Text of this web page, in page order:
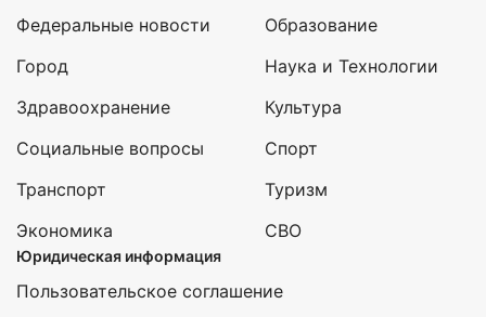
Федеральные новости
Город
Здравоохранение
Социальные вопросы
Транспорт
Экономика
Образование
Наука и Технологии
Культура
Спорт
Туризм
СВО
Юридическая информация
Пользовательское соглашение